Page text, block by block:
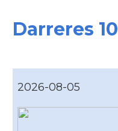
Darreres
2026-08-05